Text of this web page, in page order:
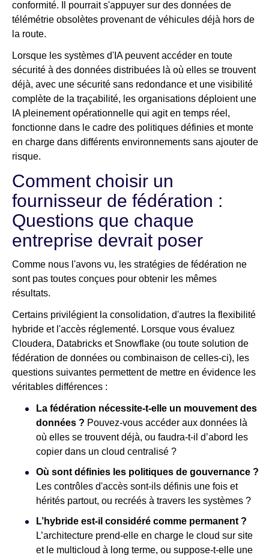
conformité. Il pourrait s'appuyer sur des données de
télémétrie obsolètes provenant de véhicules déjà hors de
la route.
Lorsque les systèmes d'IA peuvent accéder en toute
sécurité à des données distribuées là où elles se trouvent
déjà, avec une sécurité sans redondance et une visibilité
complète de la traçabilité, les organisations déploient une
IA pleinement opérationnelle qui agit en temps réel,
fonctionne dans le cadre des politiques définies et monte
en charge dans différents environnements sans ajouter de
risque.
Comment choisir un
fournisseur de fédération :
Questions que chaque
entreprise devrait poser
Comme nous l'avons vu, les stratégies de fédération ne
sont pas toutes conçues pour obtenir les mêmes
résultats.
Certains privilégient la consolidation, d'autres la flexibilité
hybride et l'accès réglementé. Lorsque vous évaluez
Cloudera, Databricks et Snowflake (ou toute solution de
fédération de données ou combinaison de celles-ci), les
questions suivantes permettent de mettre en évidence les
véritables différences :
La fédération nécessite-t-elle un mouvement des
données ? Pouvez-vous accéder aux données là
où elles se trouvent déjà, ou faudra-t-il d’abord les
copier dans un cloud centralisé ?
Où sont définies les politiques de gouvernance ?
Les contrôles d'accès sont-ils définis une fois et
hérités partout, ou recréés à travers les systèmes ?
L’hybride est-il considéré comme permanent ?
L’architecture prend-elle en charge le cloud sur site
et le multicloud à long terme, ou suppose-t-elle une